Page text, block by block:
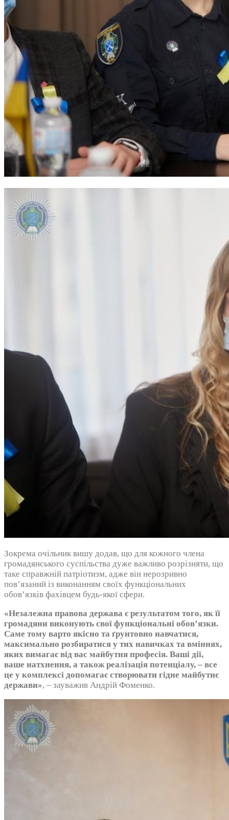
Зокрема очільник вишу додав, що для кожного члена
громадянського суспільства дуже важливо розрізняти, що
таке справжній патріотизм, адже він нерозривно
пов’язаний із виконанням своїх функціональних
обов’язків фахівцем будь-якої сфери.
«Незалежна правова держава є результатом того, як її
громадяни виконують свої функціональні обов’язки.
Саме тому варто якісно та ґрунтовно навчатися,
максимально розбиратися у тих навичках та вміннях,
яких вимагає від вас майбутня професія. Ваші дії,
ваше натхнення, а також реалізація потенціалу, – все
це у комплексі допомагає створювати гідне майбутнє
держави», – зауважив Андрій Фоменко.